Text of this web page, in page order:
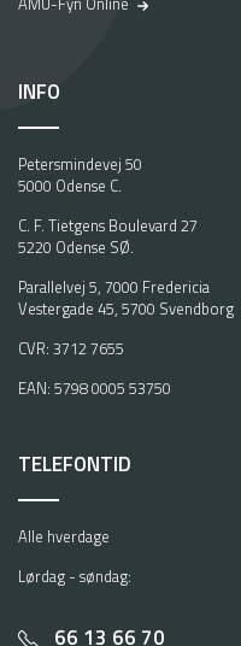
INFO
Petersmindevej 50
5000 Odense C.
C. F. Tietgens Boulevard 27
5220 Odense SØ.
Parallelvej 5, 7000 Fredericia
Vestergade 45, 5700 Svendborg
CVR: 3712 7655
EAN: 5798 0005 53750
TELEFONTID
Alle hverdage
Lørdag - søndag:
66 13 66 70